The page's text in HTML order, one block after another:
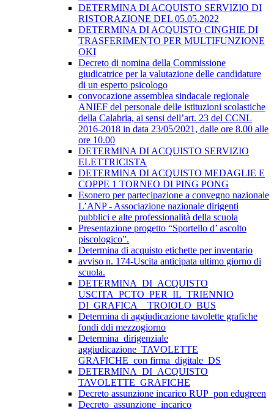
DETERMINA DI ACQUISTO SERVIZIO DI
RISTORAZIONE DEL 05.05.2022
DETERMINA DI ACQUISTO CINGHIE DI
TRASFERIMENTO PER MULTIFUNZIONE
OKI
Decreto di nomina della Commissione
giudicatrice per la valutazione delle candidature
di un esperto psicologo
convocazione assemblea sindacale regionale
ANIEF del personale delle istituzioni scolastiche
della Calabria, ai sensi dell’art. 23 del CCNL
2016-2018 in data 23/05/2021, dalle ore 8.00 alle
ore 10.00
DETERMINA DI ACQUISTO SERVIZIO
ELETTRICISTA
DETERMINA DI ACQUISTO MEDAGLIE E
COPPE 1 TORNEO DI PING PONG
Esonero per partecipazione a convegno nazionale
L’ANP - Associazione nazionale dirigenti
pubblici e alte professionalità della scuola
Presentazione progetto “Sportello d’ ascolto
piscologico”.
Determina di acquisto etichette per inventario
avviso n. 174-Uscita anticipata ultimo giorno di
scuola.
DETERMINA_DI_ACQUISTO
USCITA_PCTO_PER_IL_TRIENNIO
DI_GRAFICA__TROIOLO_BUS
Determina di aggiudicazione tavolette grafiche
fondi ddi mezzogiorno
Determina_dirigenziale
aggiudicazione_TAVOLETTE
GRAFICHE_con firma_digitale_DS
DETERMINA_DI_ACQUISTO
TAVOLETTE_GRAFICHE
Decreto assunzione incarico RUP_pon edugreen
Decreto_assunzione_incarico